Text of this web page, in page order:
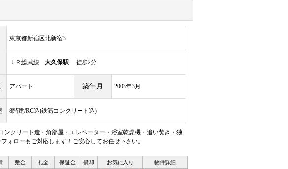
東京都新宿区北新宿3
ＪＲ総武線 大久保駅 徒歩2分
アパート 築年月 2003年3月
8階建/RC造(鉄筋コンクリート造)
クリート造・角部屋・エレベーター・浴室乾燥機・追い焚き・独
ローもご対応します！ご安心してお任せ下さい。
敷金 礼金 保証金 償却 お気に入り 物件詳細